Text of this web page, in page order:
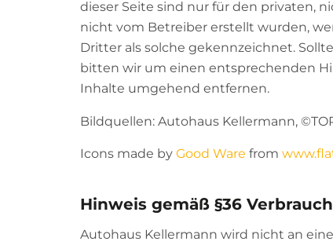
dieser Seite sind nur für den privaten,
nicht vom Betreiber erstellt wurden,
Dritter als solche gekennzeichnet.
bitten wir um einen entsprechenden
Inhalte umgehend entfernen.
Bildquellen: Autohaus Kellermann,
Icons made by Good Ware from
Hinweis gemäß §36
Autohaus Kellermann wird nicht an